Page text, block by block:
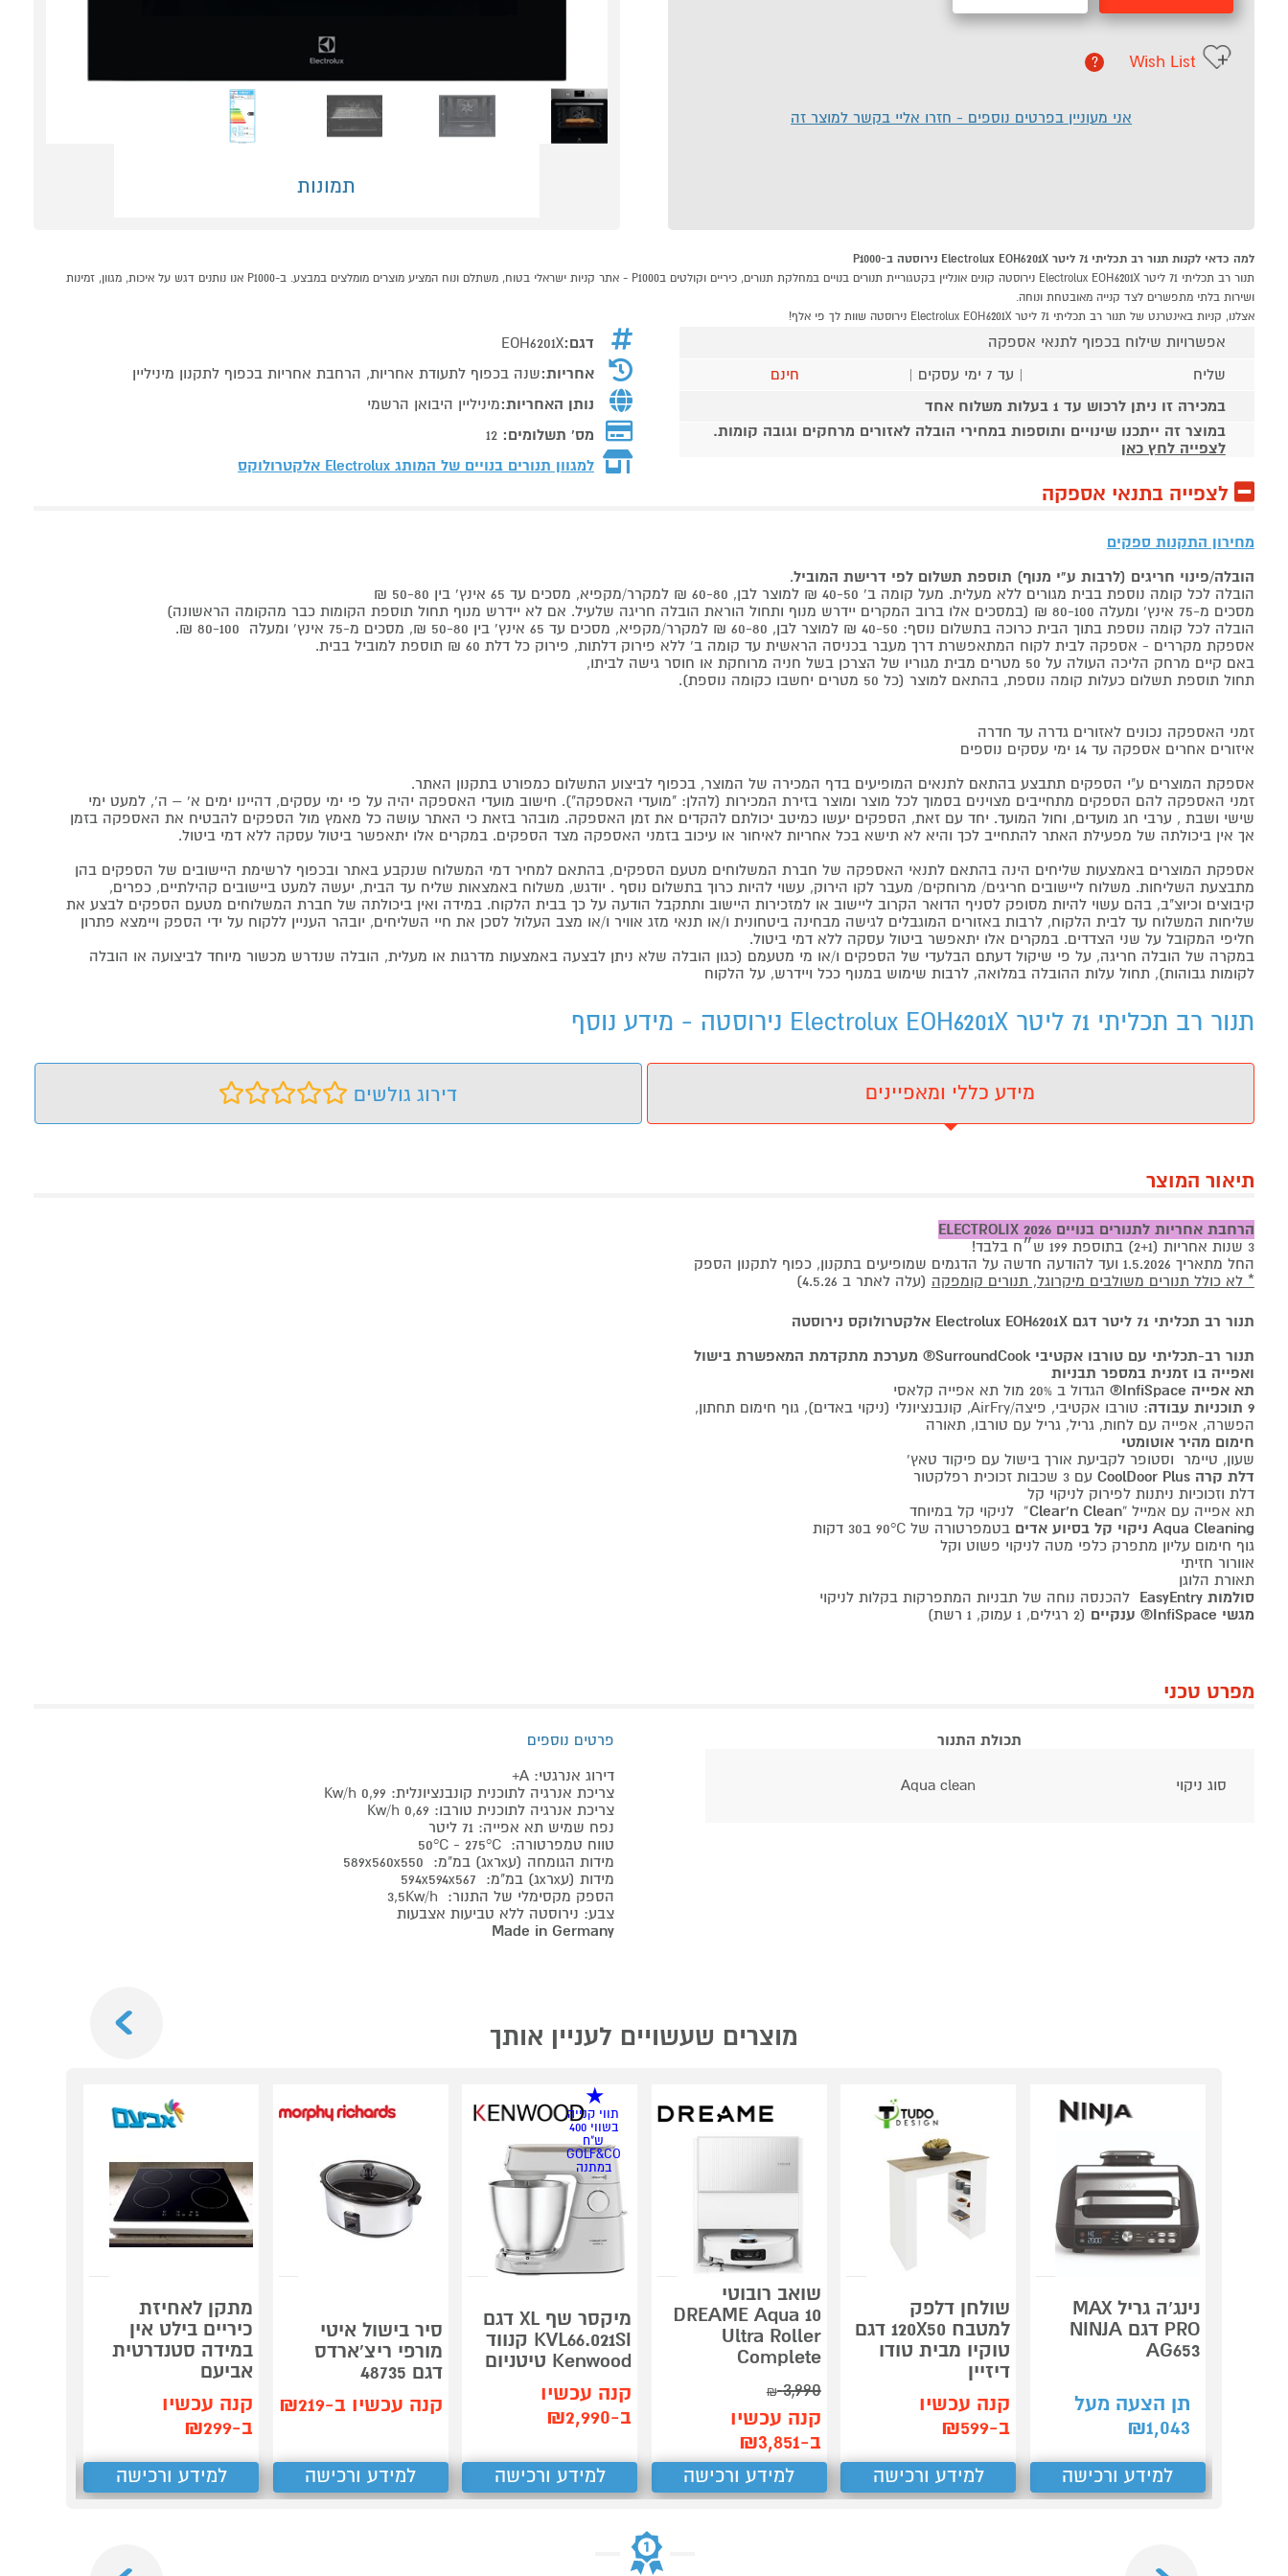
תמונות
Wish List
?
אני מעוניין בפרטים נוספים - חזרו אליי בקשר למוצר זה
למה כדאי לקנות תנור רב תכליתי 71 ליטר Electrolux EOH6201X נירוסטה ב-P1000
תנור רב תכליתי 71 ליטר Electrolux EOH6201X נירוסטה קונים אונליין בקטגוריית תנורים בנויים במחלקת תנורים, כיריים וקולטים בP1000 - אתר קניות ישראלי בטוח, משתלם ונוח המציע מוצרים מומלצים במבצע. ב-P1000 אנו נותנים דגש על איכות, מגוון, זמינות
ושירות בלתי מתפשרים לצד קנייה מאובטחת ונוחה.
אצלנו, קניות באינטרנט של תנור רב תכליתי 71 ליטר Electrolux EOH6201X נירוסטה שוות לך פי אלף!
אפשרויות שילוח בכפוף לתנאי אספקה
שליח
| עד 7 ימי עסקים |
חינם
במכירה זו ניתן לרכוש עד 1 בעלות משלוח אחד
במוצר זה ייתכנו שינויים ותוספות במחירי הובלה לאזורים מרחקים וגובה קומות.
לצפייה לחץ כאן
דגם:EOH6201X
אחריות:שנה בכפוף לתעודת אחריות, הרחבת אחריות בכפוף לתקנון מיניליין
נותן האחריות:מיניליין היבואן הרשמי
מס' תשלומים: 12
למגוון תנורים בנויים של המותג Electrolux אלקטרולוקס
לצפייה בתנאי אספקה
מחירון התקנות ספקים
הובלה/פינוי חריגים (לרבות ע"י מנוף) תוספת תשלום לפי דרישת המוביל.
הובלה לכל קומה נוספת בבית מגורים ללא מעלית. מעל קומה ב' 40-50 ₪ למוצר לבן, 60-80 ₪ למקרר/מקפיא, מסכים עד 65 אינץ' בין 50-80 ₪
מסכים מ-75 אינץ' ומעלה 80-100 ₪ (במסכים אלו ברוב המקרים יידרש מנוף ותחול הוראת הובלה חריגה שלעיל. אם לא יידרש מנוף תחול תוספת הקומות כבר מהקומה הראשונה)
הובלה לכל קומה נוספת בתוך הבית כרוכה בתשלום נוסף: 40-50 ₪ למוצר לבן, 60-80 ₪ למקרר/מקפיא, מסכים עד 65 אינץ' בין 50-80 ₪, מסכים מ-75 אינץ' ומעלה 80-100 ₪.
אספקת מקררים - אספקה לבית לקוח המתאפשרת דרך מעבר בכניסה הראשית עד קומה ב' ללא פירוק דלתות, פירוק כל דלת 60 ₪ תוספת למוביל בבית.
באם קיים מרחק הליכה העולה על 50 מטרים מבית מגוריו של הצרכן בשל חניה מרוחקת או חוסר גישה לביתו,
תחול תוספת תשלום כעלות קומה נוספת, בהתאם למוצר (כל 50 מטרים יחשבו כקומה נוספת).
זמני האספקה נכונים לאזורים גדרה עד חדרה
איזורים אחרים אספקה עד 14 ימי עסקים נוספים
אספקת המוצרים ע"י הספקים תתבצע בהתאם לתנאים המופיעים בדף המכירה של המוצר, בכפוף לביצוע התשלום כמפורט בתקנון האתר.
זמני האספקה להם הספקים מתחייבים מצוינים בסמוך לכל מוצר ומוצר בזירת המכירות (להלן: "מועדי האספקה"). חישוב מועדי האספקה יהיה על פי ימי עסקים, דהיינו ימים א' – ה', למעט ימי
שישי ושבת , ערבי חג מועדים, וחול המועד. יחד עם זאת, הספקים יעשו כמיטב יכולתם להקדים את זמן האספקה. מובהר בזאת כי האתר עושה כל מאמץ מול הספקים להבטיח את האספקה בזמן
אך אין ביכולתה של מפעילת האתר להתחייב לכך והיא לא תישא בכל אחריות לאיחור או עיכוב בזמני האספקה מצד הספקים. במקרים אלו יתאפשר ביטול עסקה ללא דמי ביטול.
אספקת המוצרים באמצעות שליחים הינה בהתאם לתנאי האספקה של חברת המשלוחים מטעם הספקים, בהתאם למחיר דמי המשלוח שנקבע באתר ובכפוף לרשימת היישובים של הספקים בהן
מתבצעת השליחות. משלוח ליישובים חריגים/ מרוחקים/ מעבר לקו הירוק, עשוי להיות כרוך בתשלום נוסף . יודגש, משלוח באמצאות שליח עד הבית, יעשה למעט ביישובים קהילתיים, כפרים,
קיבוצים וכיוצ"ב, בהם עשוי להיות מסופק לסניף הדואר הקרוב ליישוב או למזכירות היישוב ותתקבל הודעה על כך בבית הלקוח. במידה ואין ביכולתה של חברת המשלוחים מטעם הספקים לבצע את
שליחות המשלוח עד לבית הלקוח, לרבות באזורים המוגבלים לגישה מבחינה ביטחונית ו/או תנאי מזג אוויר ו/או מצב העלול לסכן את חיי השליחים, יובהר העניין ללקוח על ידי הספק ויימצא פתרון
חליפי המקובל על שני הצדדים. במקרים אלו יתאפשר ביטול עסקה ללא דמי ביטול.
במקרה של הובלה חריגה, על פי שיקול דעתם הבלעדי של הספקים ו/או מי מטעמם (כגון הובלה שלא ניתן לבצעה באמצעות מדרגות או מעלית, הובלה שנדרש מכשור מיוחד לביצועה או הובלה
לקומות גבוהות), תחול עלות ההובלה במלואה, לרבות שימוש במנוף ככל ויידרש, על הלקוח
תנור רב תכליתי 71 ליטר Electrolux EOH6201X נירוסטה - מידע נוסף
מידע כללי ומאפיינים דירוג גולשים
תיאור המוצר
הרחבת אחריותלתנורים בנויים ELECTROLIX 2026
3 שנות אחריות (2+1) בתוספת 199 ש״ח בלבד!
החל מתאריך 1.5.2026 ועד להודעה חדשה על הדגמים שמופיעים בתקנון, כפוף לתקנון הספק
* לא כולל תנורים משולבים מיקרוגל, תנורים קומפקה (עלה לאתר ב 4.5.26)
תנור רב תכליתי 71 ליטר דגם Electrolux EOH6201X אלקטרולוקס נירוסטה
תנור רב-תכליתי עם טורבו אקטיבי SurroundCook® מערכת מתקדמת המאפשרת בישול
ואפייה בו זמנית במספר תבניות
תא אפייה InfiSpace®
הגדול ב 20% מול תא אפייה קלאסי
9 תוכניות עבודה
: טורבו אקטיבי, פיצה/AirFry, קונבנציונלי (ניקוי באדים), גוף חימום תחתון,
הפשרה, אפייה עם לחות, גריל, גריל עם טורבו, תאורה
חימום מהיר אוטומטי
שעון, טיימר וסטופר לקביעת אורך בישול עם פיקוד טאץ'
דלת קרה CoolDoor Plus
עם 3 שכבות זכוכית רפלקטור
דלת וזכוכיות ניתנות לפירוק לניקוי קל
תא אפייה עם אמייל “Clear‘n Clean” לניקוי קל במיוחד
Aqua Cleaning ניקוי קל בסיוע אדים
בטמפרטורה של 90°C ב30 דקות
גוף חימום עליון מתפרק כלפי מטה לניקוי פשוט וקל
אוורור חזיתי
תאורת הלוגן
סולמות EasyEntry
להכנסה נוחה של תבניות המתפרקות בקלות לניקוי
מגשי InfiSpace® ענקיים
(2 רגילים, 1 עמוק, 1 רשת)
מפרט טכני
תכולת התנור
סוג ניקוי Aqua clean
פרטים נוספים
דירוג אנרגטי: A+
צריכת אנרגיה לתוכנית קונבנציונלית: 0,99 Kw/h
צריכת אנרגיה לתוכנית טורבו: 0,69 Kw/h
נפח שמיש תא אפייה: 71 ליטר
טווח טמפרטורה: 50°C - 275°C
מידות הגומחה (עxרxג) במ"מ: 589x560x550
מידות (עxרxג) במ"מ: 594x594x567
הספק מקסימלי של התנור: 3,5Kw/h
צבע: נירוסטה ללא טביעות אצבעות
Made in Germany
מוצרים שעשויים לעניין אותך
נינג’ה גריל MAX
PRO דגם NINJA
AG653
תן הצעה מעל
1,043
₪
למידע ורכישה
שולחן דלפק
למטבח 120X50 דגם
טוקיו מבית טודו
דיזיין
קנה עכשיו
ב-₪599
למידע ורכישה
שואב רובוטי
DREAME Aqua 10
Ultra Roller
Complete
3,990
₪
קנה עכשיו
ב-₪3,851
למידע ורכישה
תווי קנייה
בשווי 400
ש"ח
GOLF&CO
במתנה
מיקסר שף XL דגם
KVL66.021SI קנווד
Kenwood טיטניום
קנה עכשיו
ב-₪2,990
למידע ורכישה
סיר בישול איטי
מורפי ריצ'ארדס
דגם 48735
קנה עכשיו ב-₪219
למידע ורכישה
מתקן לאחיזת
כיריים בילט אין
במידה סטנדרטית
אביעם
קנה עכשיו
ב-₪299
למידע ורכישה